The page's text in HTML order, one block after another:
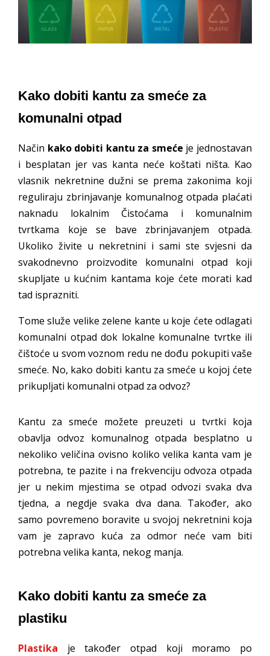
Kako dobiti kantu za smeće za
komunalni otpad
Način kako dobiti kantu za smeće je jednostavan
i besplatan jer vas kanta neće koštati ništa. Kao
vlasnik nekretnine dužni se prema zakonima koji
reguliraju zbrinjavanje komunalnog otpada plaćati
naknadu lokalnim Čistoćama i komunalnim
tvrtkama koje se bave zbrinjavanjem otpada.
Ukoliko živite u nekretnini i sami ste svjesni da
svakodnevno proizvodite komunalni otpad koji
skupljate u kućnim kantama koje ćete morati kad
tad isprazniti.
Tome služe velike zelene kante u koje ćete odlagati
komunalni otpad dok lokalne komunalne tvrtke ili
čištoće u svom voznom redu ne dođu pokupiti vaše
smeće. No, kako dobiti kantu za smeće u kojoj ćete
prikupljati komunalni otpad za odvoz?
Kantu za smeće možete preuzeti u tvrtki koja
obavlja odvoz komunalnog otpada besplatno u
nekoliko veličina ovisno koliko velika kanta vam je
potrebna, te pazite i na frekvenciju odvoza otpada
jer u nekim mjestima se otpad odvozi svaka dva
tjedna, a negdje svaka dva dana. Također, ako
samo povremeno boravite u svojoj nekretnini koja
vam je zapravo kuća za odmor neće vam biti
potrebna velika kanta, nekog manja.
Kako dobiti kantu za smeće za
plastiku
Plastika je također otpad koji moramo po